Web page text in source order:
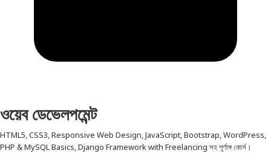
ওয়েব ডেভেলপমেন্ট
HTML5, CSS3, Responsive Web Design, JavaScript, Bootstrap, WordPress,
PHP & MySQL Basics, Django Framework with Freelancing সহ পূর্ণাঙ্গ কোর্স।